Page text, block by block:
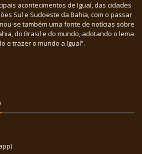
acontecimentos de Iguaí, das cidades
Sul e Sudoeste da Bahia, com o passar
se também uma fonte de notícias sobre
do Brasil e do mundo, adotando o lema
e trazer o mundo a Iguaí”.